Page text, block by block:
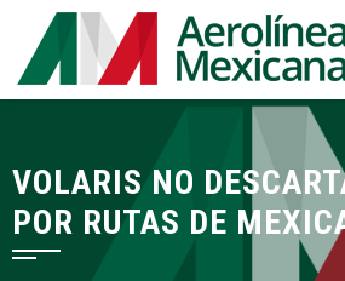
Saltar
contenido
VOLARIS NO
POR RUTAS DE